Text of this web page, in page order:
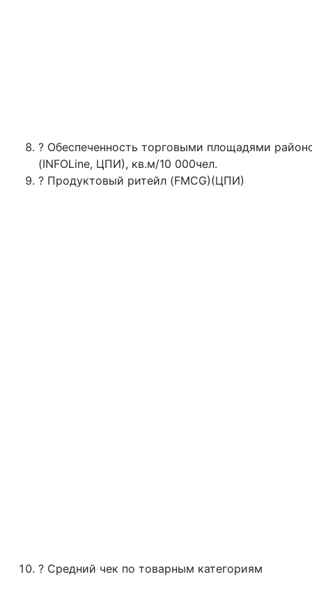
? Обеспеченность торговыми площадями
(INFOLine, ЦПИ), кв.м/10 000чел.
? Продуктовый ритейл (FMCG)(ЦПИ)
? Средний чек по товарным категориям